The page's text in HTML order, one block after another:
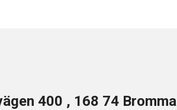
400 , 168 74 Bromma